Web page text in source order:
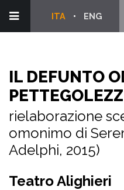
ENG
ITA
IL DEFUNTO
rielaborazione
omonimo di
Adelphi, 2015)
Teatro Alighieri